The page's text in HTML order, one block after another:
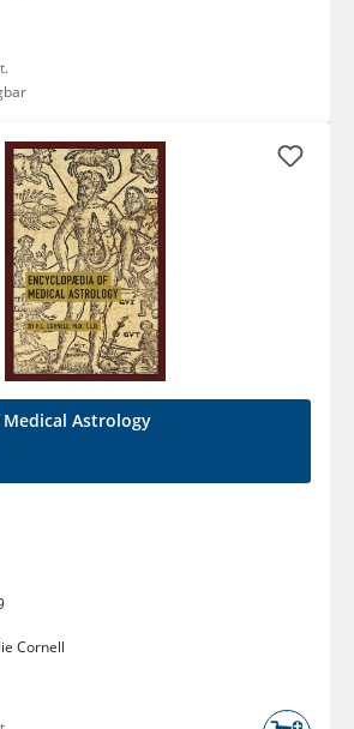
Astrology
Cornell